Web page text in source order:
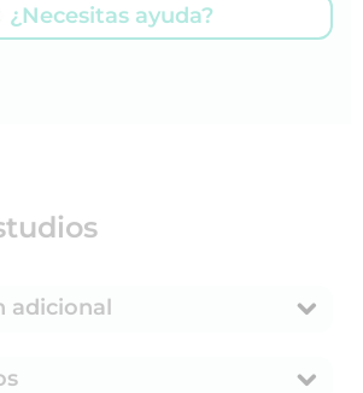
¿Necesitas ayuda?
adicional